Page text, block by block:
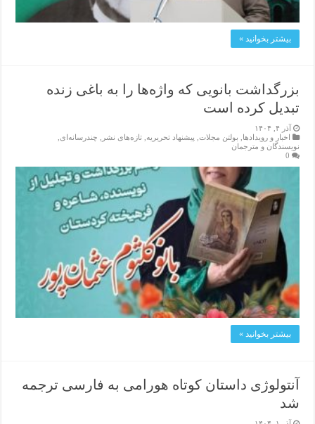
بیشتر بخوانید »
بزرگداشت بانویی که واژه‌ها را به باغی زنده
تبدیل کرده است
آذر ۴, ۱۴۰۴
اخبار و رویدادها
بولتن مجلات پیشنهاد تحریریه ,تازەهای نشر چندرسانه‌ای
نویسندگان و مترجمان
0
بیشتر بخوانید »
آنتولوژی داستان کوتاه هورامی به فارسی ترجمه
شد